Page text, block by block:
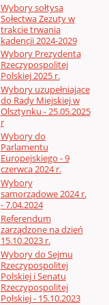
Wybory sołtysa
Sołectwa Zezuty w
trakcie trwania
kadencji 2024-2029
Wybory Prezydenta
Rzeczypospolitej
Polskiej 2025 r.
Wybory uzupełniające
do Rady Miejskiej w
Olsztynku - 25.05.2025
r
Wybory do
Parlamentu
Europejskiego - 9
czerwca 2024 r.
Wybory
samorządowe 2024 r.
- 7.04.2024
Referendum
zarządzone na dzień
15.10.2023 r.
Wybory do Sejmu
Rzeczypospolitej
Polskiej i Senatu
Rzeczypospolitej
Polskiej - 15.10.2023